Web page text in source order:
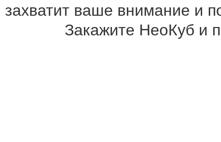
захватит ваше внимание и
Закажите НеоКуб и